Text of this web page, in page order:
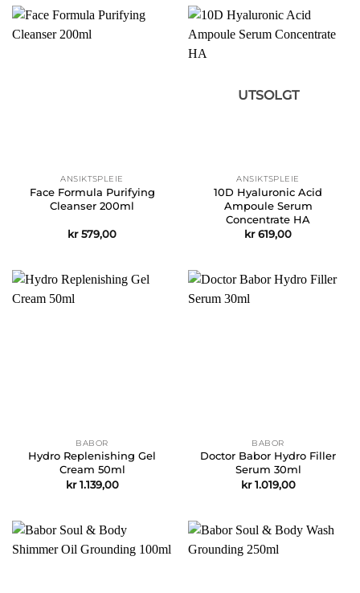
ANSIKTSPLEIE
Face Formula Purifying
Cleanser 200ml
kr579,00
UTSOLGT
ANSIKTSPLEIE
10D Hyaluronic Acid
Ampoule Serum
Concentrate HA
kr619,00
BABOR
Hydro Replenishing Gel
Cream 50ml
kr1.139,00
BABOR
Doctor Babor Hydro Filler
Serum 30ml
kr1.019,00